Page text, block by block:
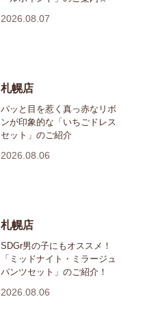
2026.08.07
札幌店
パッと目を惹く真っ赤なリボ
ンが印象的な「いちごドレス
セット」のご紹介
2026.08.06
札幌店
SDGr男の子にもオススメ！
「ミッドナイト・ミラージュ
パンツセット」のご紹介！
2026.08.06